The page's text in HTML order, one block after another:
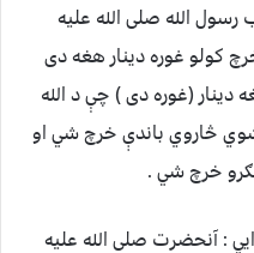
رسول الله صلی الله عليه
کولو غوره دينار هغه دی
(غوره دی ) چې د الله
شوي څاروي باندې خرچ شي او
خرچ شي .
: آنحضرت صلی الله عليه